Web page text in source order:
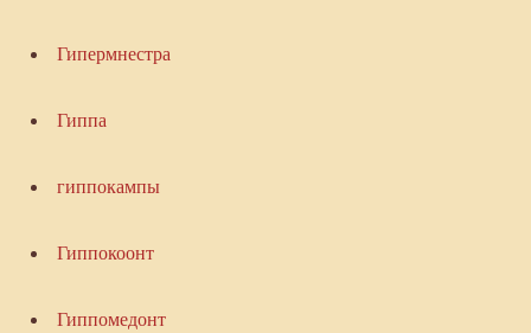
Гипермнестра
Гиппа
гиппокампы
Гиппокоонт
Гиппомедонт